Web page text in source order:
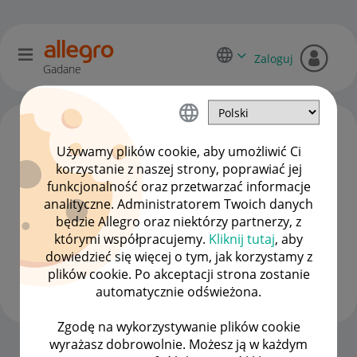
Używamy plików cookie, aby umożliwić Ci
korzystanie z naszej strony, poprawiać jej
funkcjonalność oraz przetwarzać informacje
analityczne. Administratorem Twoich danych
będzie Allegro oraz niektórzy partnerzy, z
którymi współpracujemy. Kliknij tutaj, aby
dowiedzieć się więcej o tym, jak korzystamy z
plików cookie. Po akceptacji strona zostanie
automatycznie odświeżona.
Zgodę na wykorzystywanie plików cookie
wyrażasz dobrowolnie. Możesz ją w każdym
Gadane
Zaloguj
mr_rufus
#7 Wielbiciel
Strona Główna OPCJE